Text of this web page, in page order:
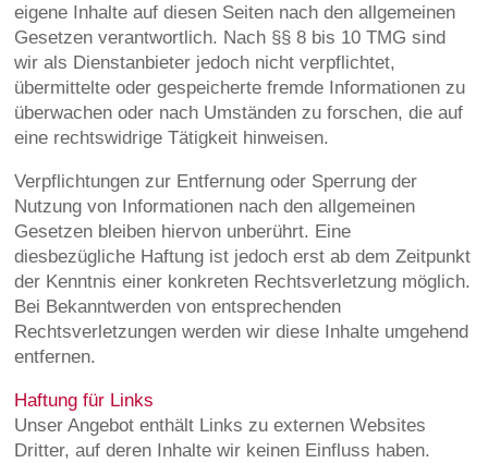
eigene Inhalte auf diesen Seiten nach den allgemeinen
Gesetzen verantwortlich. Nach §§ 8 bis 10 TMG sind
wir als Dienstanbieter jedoch nicht verpflichtet,
übermittelte oder gespeicherte fremde Informationen zu
überwachen oder nach Umständen zu forschen, die auf
eine rechtswidrige Tätigkeit hinweisen.
Verpflichtungen zur Entfernung oder Sperrung der
Nutzung von Informationen nach den allgemeinen
Gesetzen bleiben hiervon unberührt. Eine
diesbezügliche Haftung ist jedoch erst ab dem Zeitpunkt
der Kenntnis einer konkreten Rechtsverletzung möglich.
Bei Bekanntwerden von entsprechenden
Rechtsverletzungen werden wir diese Inhalte umgehend
entfernen.
Haftung für Links
Unser Angebot enthält Links zu externen Websites
Dritter, auf deren Inhalte wir keinen Einfluss haben.